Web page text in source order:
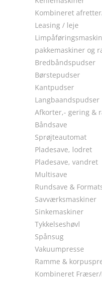
Kombineret
Leasing / leje
pakkemaskiner og
Bredbåndspudser
Børstepudser
Kantpudser
Langbaandspudser
Afkorter,- gering &
Båndsave
Sprøjteautomat
Pladesave, lodret
Pladesave, vandret
Multisave
Rundsave &
Savværksmaskiner
Sinkemaskiner
Tykkelseshøvl
Spånsug
Vakuumpresse
Ramme &
Kombineret